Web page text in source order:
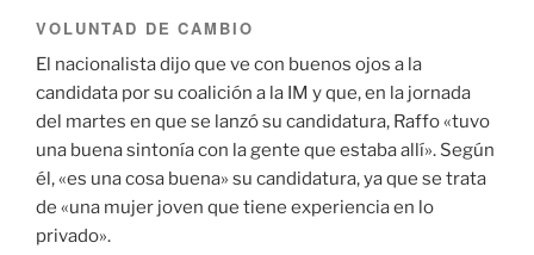
VOLUNTAD DE CAMBIO
El nacionalista dijo que ve con buenos ojos a la
candidata por su coalición a la IM y que, en la jornada
del martes en que se lanzó su candidatura, Raffo «tuvo
una buena sintonía con la gente que estaba allí». Según
él, «es una cosa buena» su candidatura, ya que se trata
de «una mujer joven que tiene experiencia en lo
privado».